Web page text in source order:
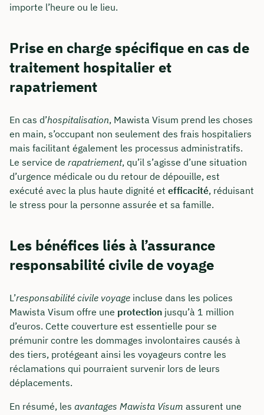
importe l’heure ou le lieu.
Prise en charge spécifique en cas de
traitement hospitalier et
rapatriement
En cas d’hospitalisation, Mawista Visum prend les choses
en main, s’occupant non seulement des frais hospitaliers
mais facilitant également les processus administratifs.
Le service de rapatriement, qu’il s’agisse d’une situation
d’urgence médicale ou du retour de dépouille, est
exécuté avec la plus haute dignité et efficacité, réduisant
le stress pour la personne assurée et sa famille.
Les bénéfices liés à l’assurance
responsabilité civile de voyage
L’responsabilité civile voyage incluse dans les polices
Mawista Visum offre une protection jusqu’à 1 million
d’euros. Cette couverture est essentielle pour se
prémunir contre les dommages involontaires causés à
des tiers, protégeant ainsi les voyageurs contre les
réclamations qui pourraient survenir lors de leurs
déplacements.
En résumé, les avantages Mawista Visum assurent une
Comment nous joindre
Nous vous conseillons du lundi au vendredi de
8h à 18h
info@insurancy.de
+49 30 235 962 875
Visitez notre profil LinkedIn